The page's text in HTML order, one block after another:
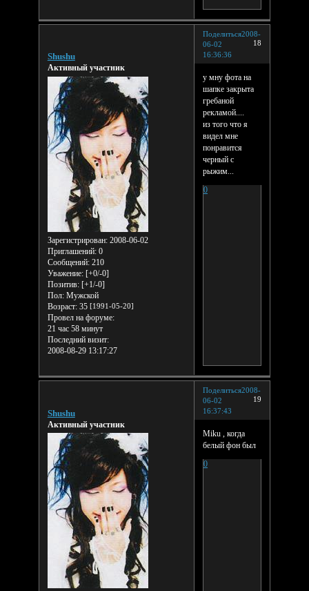
Поделиться
18
2008-
06-02
16:36:36
Shushu
Активный участник
Зарегистрирован: 2008-06-02
Приглашений:0
Сообщений:210
Уважение: [+0/-0]
Позитив: [+1/-0]
Пол:Мужской
Возраст:35 [1991-05-20]
Провел на форуме:
21 час 58 минут
Последний визит:
2008-08-29 13:17:27
у мну фота на
шапке закрыта
гребаной
рекламой....
из того что я
видел мне
понравится
черный с
рыжим...
0
Поделиться
19
2008-
06-02
16:37:43
Shushu
Активный участник
Miku , когда
белый фон был
0